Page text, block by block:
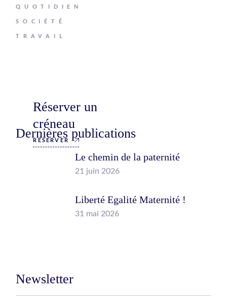
QUOTIDIEN
SOCIÉTÉ
TRAVAIL
Réserver un
créneau
RÉSERVER
Dernières publications
Le chemin de la paternité
21 juin 2026
Liberté Egalité Maternité !
31 mai 2026
Newsletter